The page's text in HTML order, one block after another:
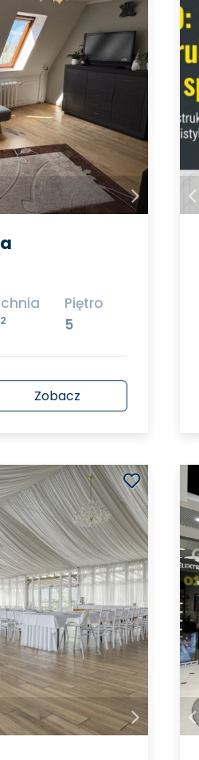
2
Piętro
5
Zobacz